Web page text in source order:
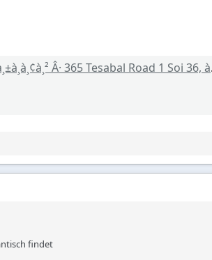
à¸«à¹à¸§à¸¢à¹à¸«à¸à¹, Bang Lamung District, Chon Buri 20150, TaÃland
findet